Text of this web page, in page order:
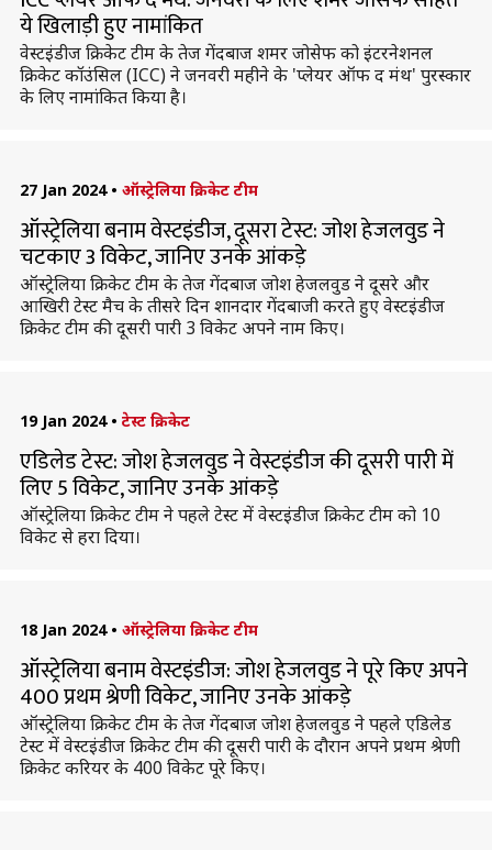
ये खिलाड़ी हुए नामांकित
वेस्टइंडीज क्रिकेट टीम के तेज गेंदबाज शमर जोसेफ को इंटरनेशनल
क्रिकेट कॉउंसिल (ICC) ने जनवरी महीने के 'प्लेयर ऑफ द मंथ' पुरस्कार
के लिए नामांकित किया है।
27 Jan 2024 • ऑस्ट्रेलिया क्रिकेट टीम
ऑस्ट्रेलिया बनाम वेस्टइंडीज, दूसरा टेस्ट: जोश हेजलवुड ने
चटकाए 3 विकेट, जानिए उनके आंकड़े
ऑस्ट्रेलिया क्रिकेट टीम के तेज गेंदबाज जोश हेजलवुड ने दूसरे और
आखिरी टेस्ट मैच के तीसरे दिन शानदार गेंदबाजी करते हुए वेस्टइंडीज
क्रिकेट टीम की दूसरी पारी 3 विकेट अपने नाम किए।
19 Jan 2024 • टेस्ट क्रिकेट
एडिलेड टेस्ट: जोश हेजलवुड ने वेस्टइंडीज की दूसरी पारी में
लिए 5 विकेट, जानिए उनके आंकड़े
ऑस्ट्रेलिया क्रिकेट टीम ने पहले टेस्ट में वेस्टइंडीज क्रिकेट टीम को 10
विकेट से हरा दिया।
18 Jan 2024 • ऑस्ट्रेलिया क्रिकेट टीम
ऑस्ट्रेलिया बनाम वेस्टइंडीज: जोश हेजलवुड ने पूरे किए अपने
400 प्रथम श्रेणी विकेट, जानिए उनके आंकड़े
ऑस्ट्रेलिया क्रिकेट टीम के तेज गेंदबाज जोश हेजलवुड ने पहले एडिलेड
टेस्ट में वेस्टइंडीज क्रिकेट टीम की दूसरी पारी के दौरान अपने प्रथम श्रेणी
क्रिकेट करियर के 400 विकेट पूरे किए।